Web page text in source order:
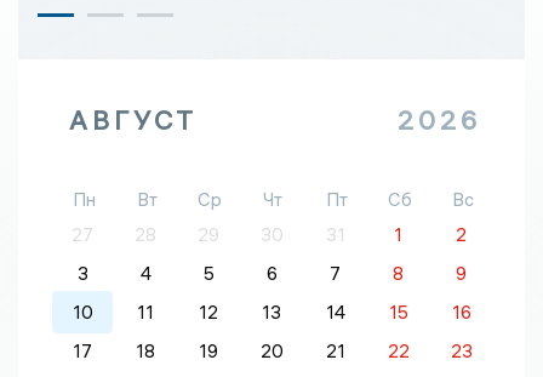
АВГУСТ 2026
Пн Вт Ср Чт Пт Сб
Вс
27
28 29 30 31 1
2
3
4 5 6 7 8
9
10
11 12 13 14 15
16
17
18 19 20 21 22
23